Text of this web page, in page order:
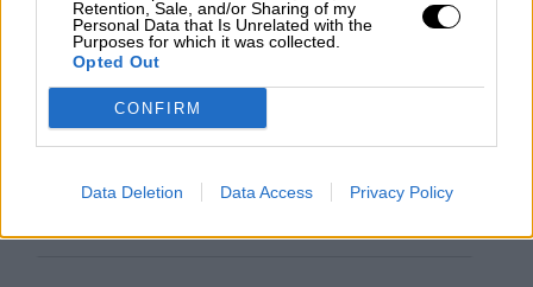
Retention, Sale, and/or Sharing of my
Personal Data that Is Unrelated with the
Purposes for which it was collected.
Opted Out
CONFIRM
Data Deletion Data Access Privacy Policy
Geopolítica de Crisis
Por Carlos Miranda
mi pesadilla